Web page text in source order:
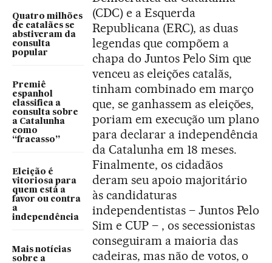
Quatro milhões
de catalães se
abstiveram da
consulta
popular
Premiê
espanhol
classifica a
consulta sobre
a Catalunha
como
“fracasso”
Eleição é
vitoriosa para
quem está a
favor ou contra
a
independência
Mais notícias
sobre a
(CDC) e a Esquerda
Republicana (ERC), as duas
legendas que compõem a
chapa do Juntos Pelo Sim que
venceu as eleições catalãs,
tinham combinado em março
que, se ganhassem as eleições,
poriam em execução um plano
para declarar a independência
da Catalunha em 18 meses.
Finalmente, os cidadãos
deram seu apoio majoritário
às candidaturas
independentistas – Juntos Pelo
Sim e CUP – , os secessionistas
conseguiram a maioria das
cadeiras, mas não de votos, o